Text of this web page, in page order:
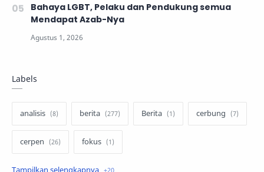
Bahaya LGBT, Pelaku dan Pendukung semua
Mendapat Azab-Nya
Labels
analisis berita Berita cerbung
cerpen fokus
hukum internasional